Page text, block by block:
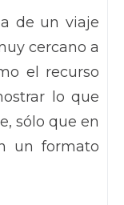
de un viaje
cercano a
el recurso
lo que
sólo que en
un formato